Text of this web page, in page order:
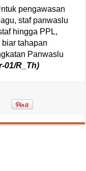
pengawasan
staf panwaslu
hingga PPL,
tahapan
Panwaslu
01/R_Th)